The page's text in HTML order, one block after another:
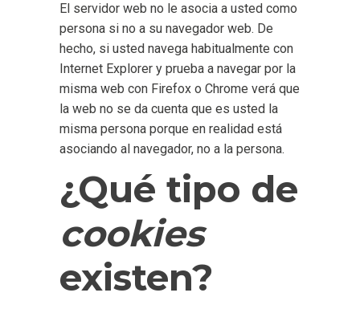
El servidor web no le asocia a usted como
persona si no a su navegador web. De
hecho, si usted navega habitualmente con
Internet Explorer y prueba a navegar por la
misma web con Firefox o Chrome verá que
la web no se da cuenta que es usted la
misma persona porque en realidad está
asociando al navegador, no a la persona.
¿Qué tipo de
cookies
existen?